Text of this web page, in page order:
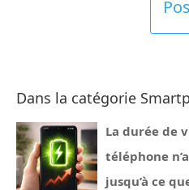
Dans la catégorie
La durée de
téléphone
jusqu’à ce